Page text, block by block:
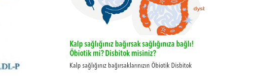
Kalp sağlığınız bağırsak sağlığınıza bağlı!
Öbiotik mi? Disbitok misiniz?
Kalp sağlığınız bağırsaklarınızın Öbiotik Disbitok